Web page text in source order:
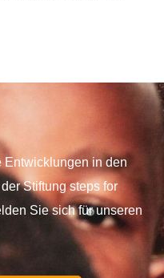
Entwicklungen in den
Stiftung steps for
Sie sich für unseren